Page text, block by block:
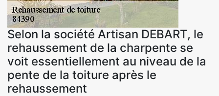
Selon la société Artisan DEBART, le
rehaussement de la charpente se
voit essentiellement au niveau de la
pente de la toiture après le
rehaussement